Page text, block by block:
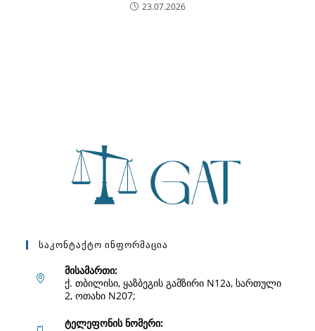
23.07.2026
Საკონტაქტო Ინფორმაცია
მისამართი:
ქ. თბილისი, ყაზბეგის გამზირი N12ა, სართული
2, ოთახი N207;
ტელეფონის ნომერი: